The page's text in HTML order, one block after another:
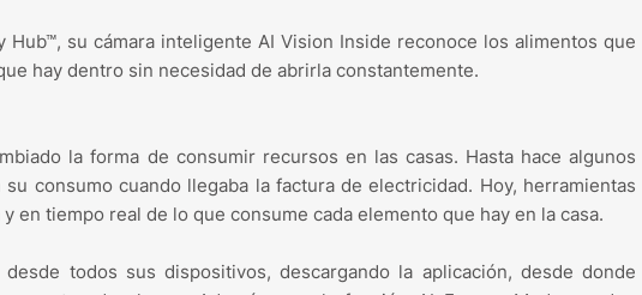
Hub™, su cámara inteligente AI Vision Inside reconoce los alimentos que
hay dentro sin necesidad de abrirla constantemente.
la forma de consumir recursos en las casas. Hasta hace algunos
consumo cuando llegaba la factura de electricidad. Hoy, herramientas
en tiempo real de lo que consume cada elemento que hay en la casa.
todos sus dispositivos, descargando la aplicación, desde donde